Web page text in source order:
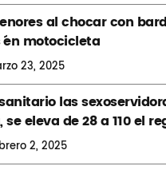
al chocar con
motocicleta
23, 2025
las
se eleva de 28 a 110 el
2, 2025